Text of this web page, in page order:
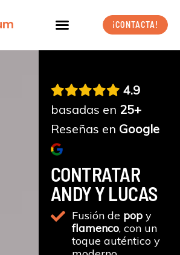
¡CONTACTA!
4.9
basadas en 25+
Reseñas en Google
CONTRATAR
ANDY Y LUCAS
Fusión de popy
flamenco, con un
toque auténtico y